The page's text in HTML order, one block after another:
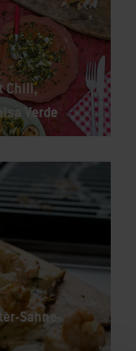
Chili,
Verde
Sahne-